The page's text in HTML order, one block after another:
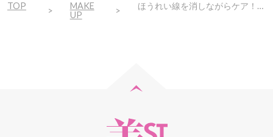
TOP
MAKE
UP
ほうれい線を消しながらケア！40代が劇的に若見えする「救世主」2選